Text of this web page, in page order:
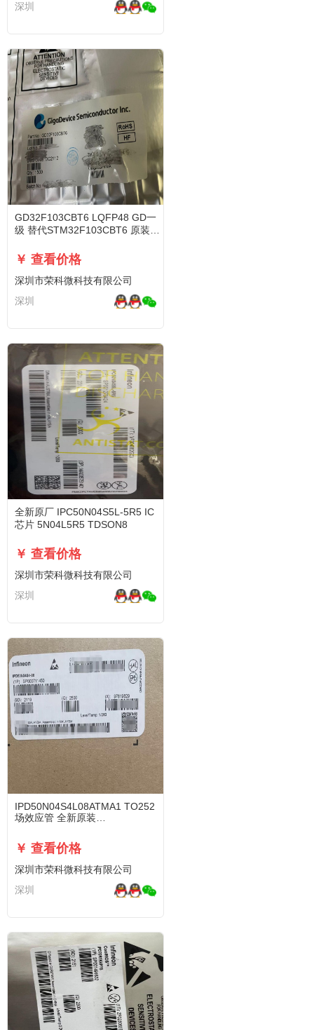
深圳
GD32F103CBT6 LQFP48 GD一
级 替代STM32F103CBT6 原装现
￥ 查看价格
深圳市荣科微科技有限公司
深圳
全新原厂 IPC50N04S5L-5R5 IC
芯片 5N04L5R5 TDSON8
￥ 查看价格
深圳市荣科微科技有限公司
深圳
IPD50N04S4L08ATMA1 TO252
场效应管 全新原装
￥ 查看价格
深圳市荣科微科技有限公司
深圳